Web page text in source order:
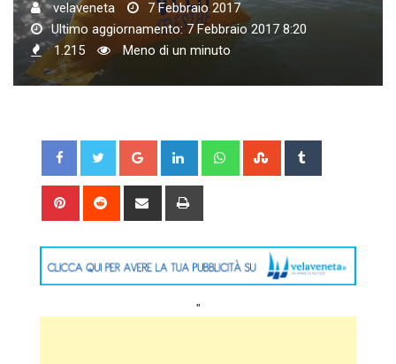
velaveneta
7 Febbraio 2017
Ultimo aggiornamento: 7 Febbraio 2017 8:20
1.215
Meno di un minuto
Google+ LinkedIn WhatsappStumbleUpon
Pinterest Reddit
Share
"